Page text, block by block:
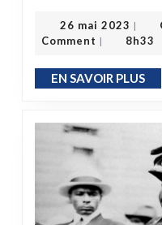
26 mai 2023 |
Comment | 8h33
EN SAVOIR PLUSEN SAVOIR